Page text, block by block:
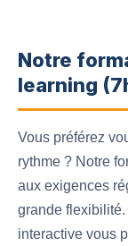
Notre
learning
Vous préférez
rythme ? Notre
aux exigences
grande
interactive vous